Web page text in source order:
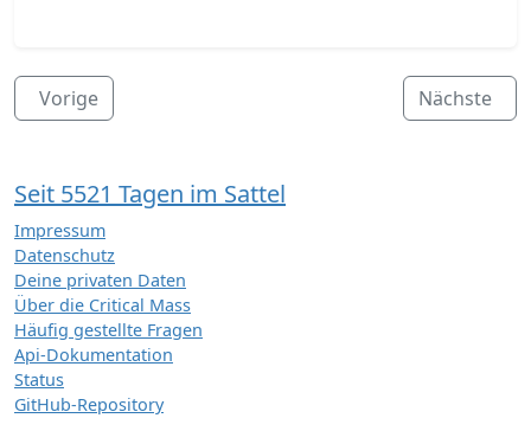
Vorige Nächste
Seit 5521 Tagen im Sattel
Impressum
Datenschutz
Deine privaten Daten
Über die Critical Mass
Häufig gestellte Fragen
Api-Dokumentation
Status
GitHub-Repository